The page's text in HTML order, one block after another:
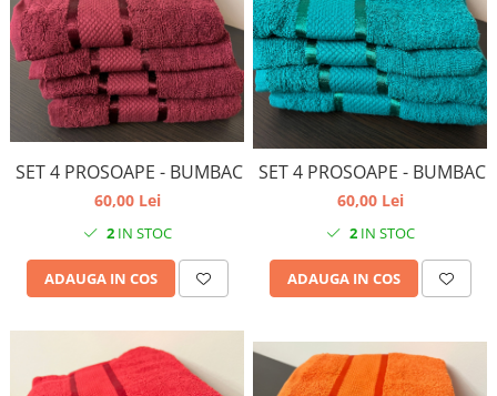
SET 4 PROSOAPE - BUMBAC
60,00 Lei
2IN STOC
ADAUGA IN COS
SET 4 PROSOAPE - BUMBAC
60,00 Lei
2IN STOC
ADAUGA IN COS